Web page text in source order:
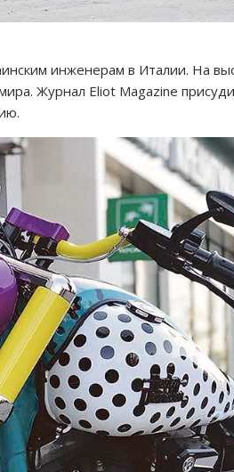
инженерам в Италии. На
Журнал Eliot Magazine